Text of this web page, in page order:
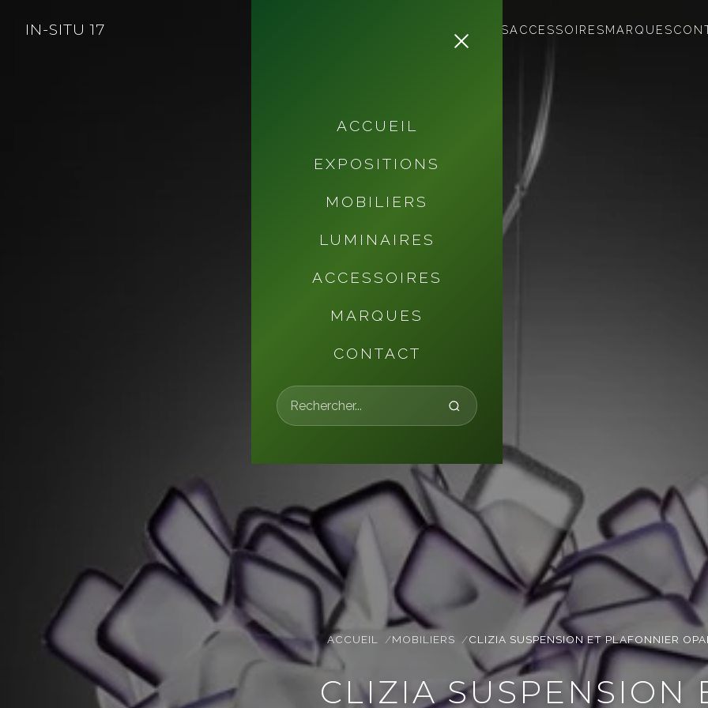
IN-SITU 17 LUMINAIRESACCESSOIRESMARQUES
ACCUEIL
EXPOSITIONS
MOBILIERS
LUMINAIRES
ACCESSOIRES
MARQUES
CONTACT
ACCUEIL MOBILIERS CLIZIA SUSPENSION ET PLAFONNIER
CLIZIA SUSPENSION